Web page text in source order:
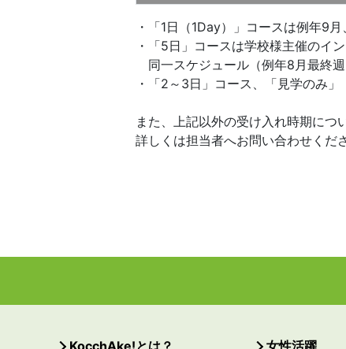
・「1日（1Day）」コースは例年9
・「5日」コースは学校様主催のイ
同一スケジュール（例年8月最終
・「2～3日」コース、「見学のみ
また、上記以外の受け入れ時期につ
詳しくは担当者へお問い合わせくださ
KocchAke!とは？ 女性活躍